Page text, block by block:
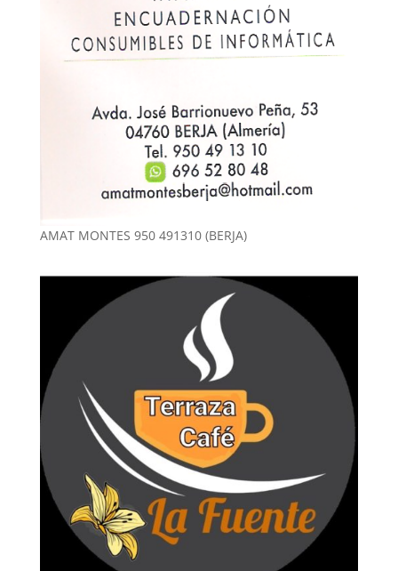
AMAT MONTES 950 491310 (BERJA)